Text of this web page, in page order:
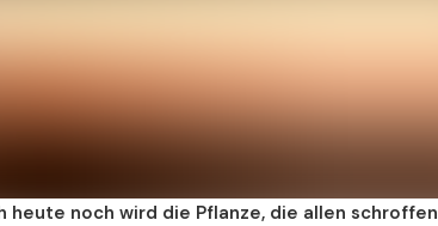
noch wird die Pflanze, die allen schroffen